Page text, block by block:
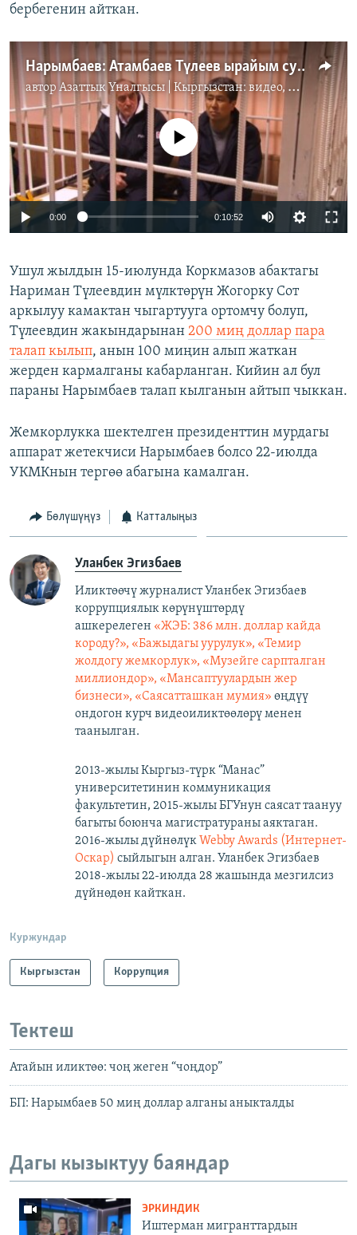
бербегенин айткан.
Нарымбаев: Атамбаев Түлеев ырайым сураса болорун айткан
автор Азаттык Үналгысы | Кыргызстан: видео, фото, кабарлар
No media source currently available
0:00 0:10:52
Ушул жылдын 15-июлунда Коркмазов абактагы
Нариман Түлеевдин мүлктөрүн Жогорку Сот
аркылуу камактан чыгартууга ортомчу болуп,
Түлеевдин жакындарынан 200 миң доллар пара
талап кылып, анын 100 миңин алып жаткан
жерден кармалганы кабарланган. Кийин ал бул
параны Нарымбаев талап кылганын айтып чыккан.
Жемкорлукка шектелген президенттин мурдагы
аппарат жетекчиси Нарымбаев болсо 22-июлда
УКМКнын тергөө абагына камалган.
Бөлүшүңүз Катталыңыз
Уланбек Эгизбаев
Иликтөөчү журналист Уланбек Эгизбаев
коррупциялык көрүнүштөрдү
ашкерелеген «ЖЭБ: 386 млн. доллар кайда
короду?», «Бажыдагы уурулук», «Темир
жолдогу жемкорлук», «Музейге сарпталган
миллиондор», «Мансаптуулардын жер
бизнеси», «Саясатташкан мумия» өңдүү
ондогон курч видеоиликтөөлөрү менен
таанылган.
2013-жылы Кыргыз-түрк “Манас”
университетинин коммуникация
факультетин, 2015-жылы БГУнун саясат таануу
багыты боюнча магистратураны аяктаган.
2016-жылы дүйнөлүк Webby Awards (Интернет-
Оскар) сыйлыгын алган. Уланбек Эгизбаев
2018-жылы 22-июлда 28 жашында мезгилсиз
дүйнөдөн кайткан.
Куржундар
Кыргызстан Коррупция
Тектеш
Атайын иликтөө: чоң жеген “чоңдор”
БП: Нарымбаев 50 миң доллар алганы аныкталды
Дагы кызыктуу баяндар
ЭРКИНДИК
Иштерман мигранттардын